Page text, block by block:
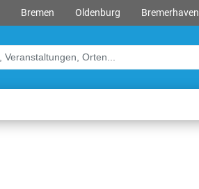
Bremen Oldenburg Bremerhaven